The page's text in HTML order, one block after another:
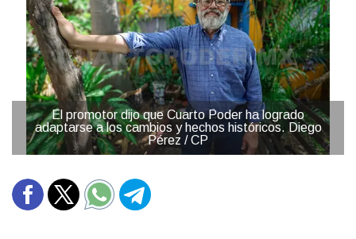
El promotor dijo que Cuarto Poder ha logrado
adaptarse a los cambios y hechos históricos. Diego
Pérez / CP